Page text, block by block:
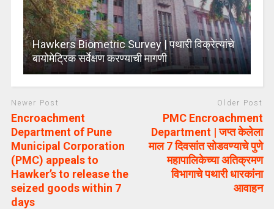
Hawkers Biometric Survey | पथारी विक्रेत्यांचे
बायोमेट्रिक सर्वेक्षण करण्याची मागणी
Newer Post
Encroachment
Department of Pune
Municipal Corporation
(PMC) appeals to
Hawker’s to release the
seized goods within 7
days
Older Post
PMC Encroachment
Department | जप्त केलेला
माल 7 दिवसांत सोडवण्याचे पुणे
महापालिकेच्या अतिक्रमण
विभागाचे पथारी धारकांना
आवाहन